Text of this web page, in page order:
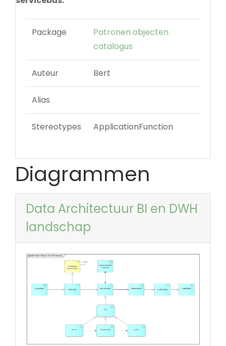
Package
Patronen objecten
catalogus
Auteur Bert
Alias
Stereotypes ApplicationFunction
Diagrammen
Data Architectuur BI en DWH
landschap